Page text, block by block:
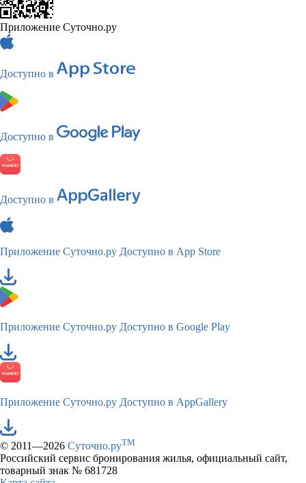
Приложение Суточно.ру
Доступно в
Доступно в
Доступно в
Приложение Суточно.ру Доступно в App Store
Приложение Суточно.ру Доступно в Google Play
Приложение Суточно.ру Доступно в AppGallery
© 2011—2026 Суточно.руTM
Российский сервис бронирования жилья, официальный сайт,
товарный знак № 681728